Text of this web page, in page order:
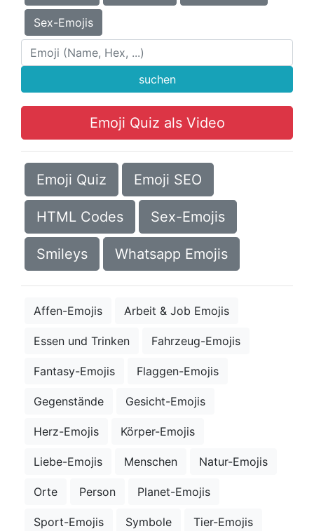
Sex-Emojis
suchen
Emoji Quiz als Video
Emoji Quiz Emoji SEO
HTML Codes Sex-Emojis
Smileys Whatsapp Emojis
Affen-Emojis Arbeit & Job Emojis
Essen und Trinken Fahrzeug-Emojis
Fantasy-Emojis Flaggen-Emojis
Gegenstände Gesicht-Emojis
Herz-Emojis Körper-Emojis
Liebe-Emojis Menschen Natur-Emojis
Orte Person Planet-Emojis
Sport-Emojis Symbole Tier-Emojis